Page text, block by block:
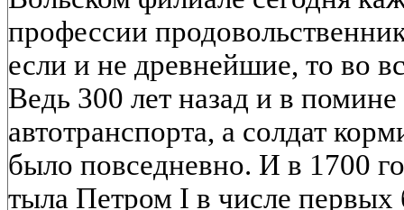
профессии
если и не древнейшие, то во
Ведь 300 лет назад и в
автотранспорта, а солдат
было повседневно. И в 1700
тыла Петром I в числе